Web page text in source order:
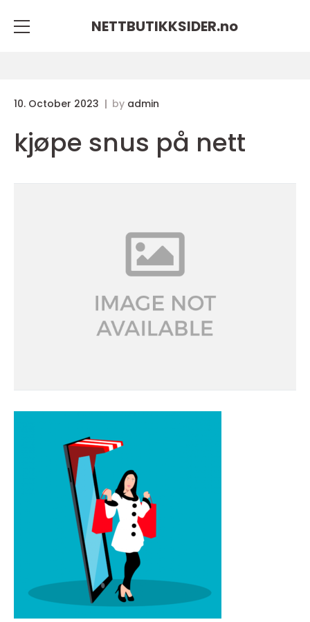
NETTBUTIKKSIDER.no
10. October 2023 by admin
kjøpe snus på nett